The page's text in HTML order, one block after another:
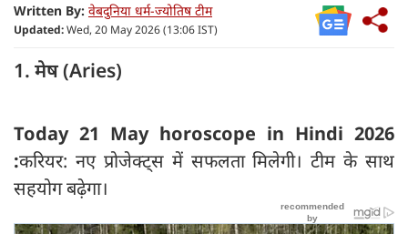
Written By: वेबदुनिया धर्म-ज्योतिष टीम
Updated:Wed, 20 May 2026 (13:06 IST)
1. मेष (Aries)
Today 21 May horoscope in Hindi 2026
:करियर: नए प्रोजेक्ट्स में सफलता मिलेगी। टीम के साथ
सहयोग बढ़ेगा।